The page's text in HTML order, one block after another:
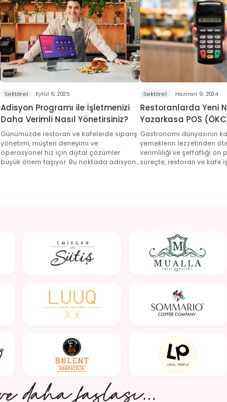
Sektörel Eylül 6, 2025
Adisyon Programı ile İşletmenizi
Daha Verimli Nasıl Yönetirsiniz?
Günümüzde restoran ve kafelerde sipariş
yönetimi, müşteri deneyimi ve
operasyonel hız için dijital çözümler
büyük önem taşıyor. Bu noktada adisyon
Sektörel Haziran 9, 2024
Restoranlarda Yeni
Yazarkasa POS
Zorunluluğu
Gerekenler
Gastronomi dünyasının
yemeklerin lezzetinden
verimliliği ve şeffaflığı ön
süreçte, restoran ve kafe